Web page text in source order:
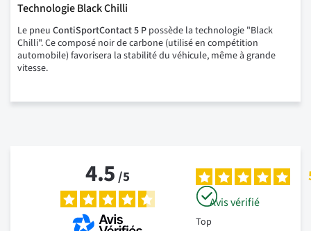
Technologie Black Chilli
Le pneu ContiSportContact 5 P possède la technologie "Black
Chilli". Ce composé noir de carbone (utilisé en compétition
automobile) favorisera la stabilité du véhicule, même à grande
vitesse.
4.5/5
Avis vérifié
Top